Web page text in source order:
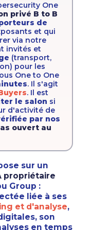
One
privé B to B
de
et qui
via notre
invités et
(transport,
pour les
One to One
. Il s'agit
. Il est
le salon si
d'activité de
par nos
ouvert au
sur un
propriétaire
Group :
liée à ses
et d'analyse,
, son
en temps